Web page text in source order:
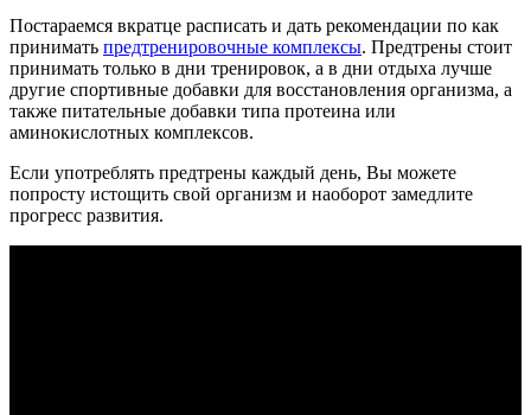
Постараемся вкратце расписать и дать рекомендации по как
принимать предтренировочные комплексы. Предтрены стоит
принимать только в дни тренировок, а в дни отдыха лучше
другие спортивные добавки для восстановления организма, а
также питательные добавки типа протеина или
аминокислотных комплексов.
Если употреблять предтрены каждый день, Вы можете
попросту истощить свой организм и наоборот замедлите
прогресс развития.